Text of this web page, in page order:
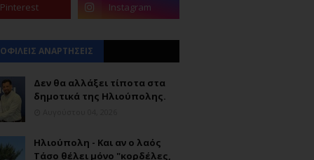
ΑΝΑΡΤΗΣΕΙΣ
Δεν θα αλλάξει τίποτα στα
δημοτικά της Ηλιούπολης.
Ηλιούπολη - Και αν ο λαός
Τάσο θέλει μόνο "κορδέλες,